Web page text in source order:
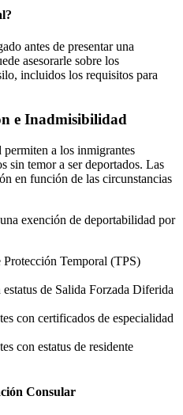
antes de presentar una
asesorarle sobre los
incluidos los requisitos para
e Inadmisibilidad
a los inmigrantes
sin temor a ser deportados. Las
en función de las circunstancias
exención de deportabilidad por
Protección Temporal (TPS)
de Salida Forzada Diferida
con certificados de especialidad
con estatus de residente
Consular